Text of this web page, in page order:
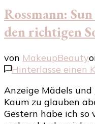
Rossmann:
den richtigen
von MakeupBeauty
Hinterlasse einen
Anzeige Mädels und
Kaum zu glauben
Gestern habe ich